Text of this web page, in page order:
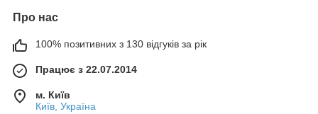
Про нас
100% позитивних з 130 відгуків за рік
Працює з 22.07.2014
м. Київ
Київ, Україна